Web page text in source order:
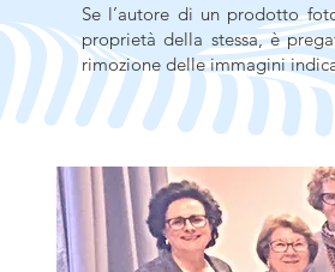
Se l’autore di un prodotto
proprietà della stessa, è
rimozione delle immagini